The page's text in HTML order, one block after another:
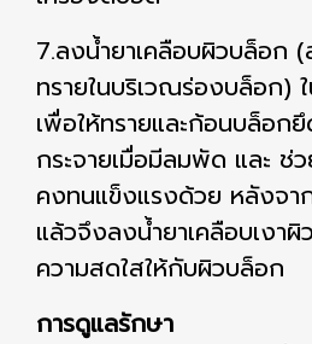
7.ลงน้ำยาเคลือบผิวบล็อก (
ทรายในบริเวณร่องบล็อก)
เพื่อให้ทรายและก้อนบล็อก
กระจายเมื่อมีลมพัด และ ช่
คงทนแข็งแรงด้วย หลังจา
แล้วจึงลงน้ำยาเคลือบเงา
ความสดใสให้กับผิวบล็อก
การดูแลรักษา